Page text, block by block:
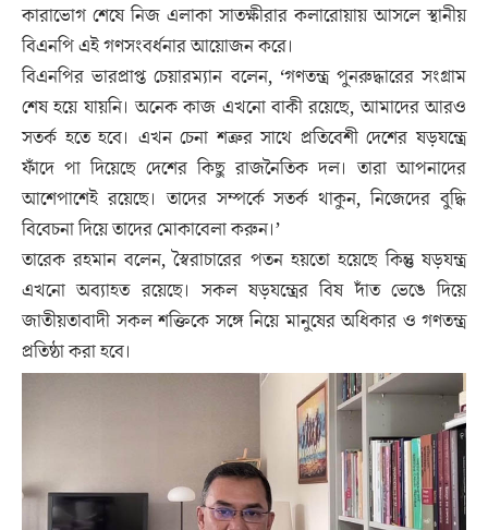
কারাভোগ শেষে নিজ এলাকা সাতক্ষীরার কলারোয়ায় আসলে স্থানীয়
বিএনপি এই গণসংবর্ধনার আয়োজন করে।
বিএনপির ভারপ্রাপ্ত চেয়ারম্যান বলেন, ‘গণতন্ত্র পুনরুদ্ধারের সংগ্রাম
শেষ হয়ে যায়নি। অনেক কাজ এখনো বাকী রয়েছে, আমাদের আরও
সতর্ক হতে হবে। এখন চেনা শত্রুর সাথে প্রতিবেশী দেশের ষড়যন্ত্রে
ফাঁদে পা দিয়েছে দেশের কিছু রাজনৈতিক দল। তারা আপনাদের
আশেপাশেই রয়েছে। তাদের সম্পর্কে সতর্ক থাকুন, নিজেদের বুদ্ধি
বিবেচনা দিয়ে তাদের মোকাবেলা করুন।’
তারেক রহমান বলেন, স্বৈরাচারের পতন হয়তো হয়েছে কিন্তু ষড়যন্ত্র
এখনো অব্যাহত রয়েছে। সকল ষড়যন্ত্রের বিষ দাঁত ভেঙে দিয়ে
জাতীয়তাবাদী সকল শক্তিকে সঙ্গে নিয়ে মানুষের অধিকার ও গণতন্ত্র
প্রতিষ্ঠা করা হবে।